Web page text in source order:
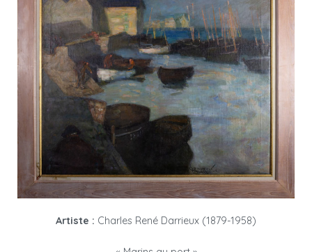
Artiste : Charles René Darrieux (1879-1958)